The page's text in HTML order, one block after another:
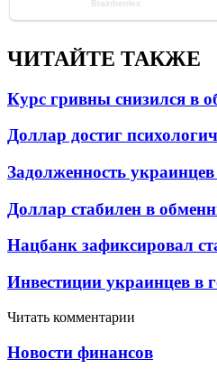
ЧИТАЙТЕ ТАКЖЕ
Курс гривны снизился в
Доллар достиг
Задолженность
Доллар стабилен в
Нацбанк зафиксировал
Инвестиции украинцев в
Читать комментарии
Новости финансов